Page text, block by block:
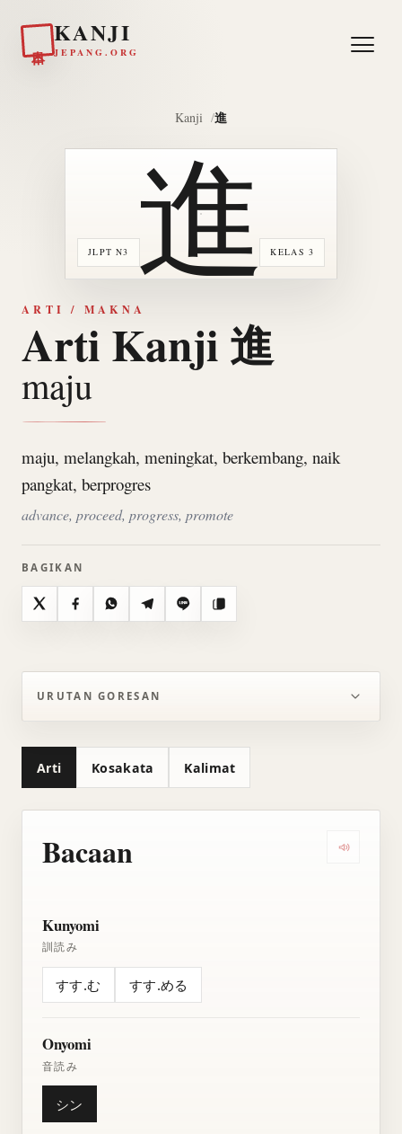
KANJI
JEPANG.ORG
Kanji 進
JLPT N3 KELAS 3
進
ARTI / MAKNA
Arti Kanji 進
maju
maju, melangkah, meningkat, berkembang, naik
pangkat, berprogres
advance, proceed, progress, promote
BAGIKAN
X FacebookWhatsAppTelegramLine Salin
URUTAN GORESAN
Arti Kosakata Kalimat
Bacaan
Kunyomi
訓読み
すす.む すす.める
Onyomi
音読み
シン